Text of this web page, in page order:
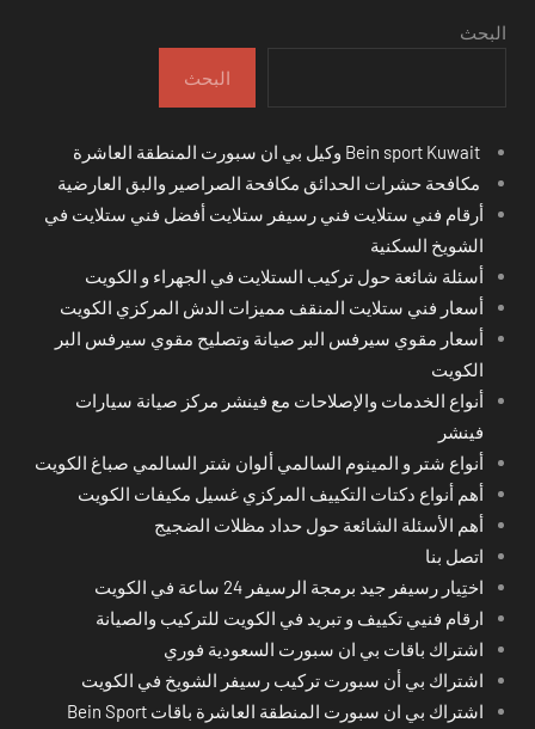
البحث
البحث
مكافحة حشرات الحدائق مكافحة الصراصير والبق العارضية
أرقام فني ستلايت فني رسيفر ستلايت أفضل فني ستلايت في
الشويخ السكنية
أسئلة شائعة حول تركيب الستلايت في الجهراء و الكويت
أسعار فني ستلايت المنقف مميزات الدش المركزي الكويت
أسعار مقوي سيرفس البر صيانة وتصليح مقوي سيرفس البر
الكويت
أنواع الخدمات والإصلاحات مع فينشر مركز صيانة سيارات
فينشر
أنواع شتر و المينوم السالمي ألوان شتر السالمي صباغ الكويت
أهم أنواع دكتات التكييف المركزي غسيل مكيفات الكويت
أهم الأسئلة الشائعة حول حداد مظلات الضجيج
اتصل بنا
اختِيار رسيفر جيد برمجة الرسيفر 24 ساعة في الكويت
ارقام فنيي تكييف و تبريد في الكويت للتركيب والصيانة
اشتراك باقات بي ان سبورت السعودية فوري
اشتراك بي أن سبورت تركيب رسيفر الشويخ في الكويت
اشتراك بي ان سبورت المنطقة العاشرة باقات Bein Sport